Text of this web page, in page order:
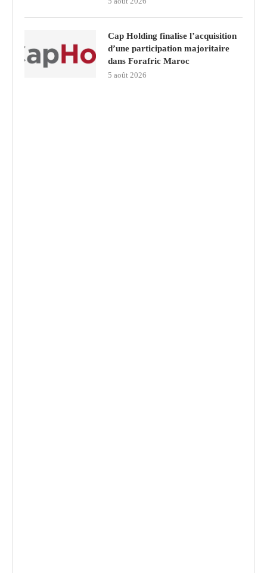
Cap Holding finalise l’acquisition
d’une participation majoritaire
dans Forafric Maroc
5 août 2026